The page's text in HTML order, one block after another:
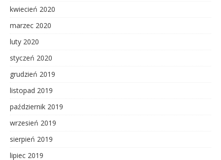
kwiecień 2020
marzec 2020
luty 2020
styczeń 2020
grudzień 2019
listopad 2019
październik 2019
wrzesień 2019
sierpień 2019
lipiec 2019